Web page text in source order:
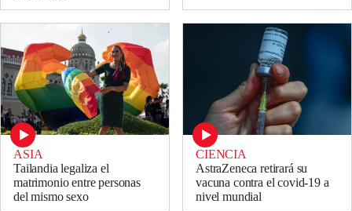
ASIA
Tailandia legaliza el
matrimonio entre personas
del mismo sexo
CIENCIA
AstraZeneca retirará su
vacuna contra el covid-19 a
nivel mundial